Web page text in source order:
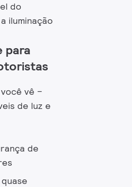
do
iluminação
para
vê –
de luz e
de